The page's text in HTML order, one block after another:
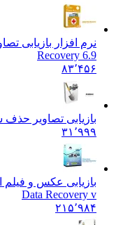
نرم افزار بازیابی تصاویر
Recovery 6.9
۸۳٬۴۵۶
بازیابی تصاویر حذف شده
۳۱٬۹۹۹
بازیابی عکس و فیلم از
Data Recovery v
۲۱۵٬۹۸۴